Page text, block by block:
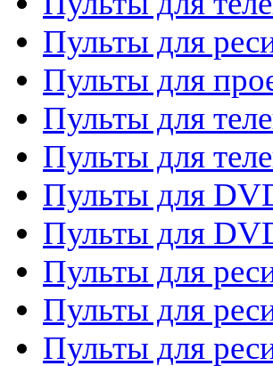
Пульты для
Пульты для
Пульты для
Пульты для
Пульты для
Пульты для
Пульты для
Пульты для
Пульты для